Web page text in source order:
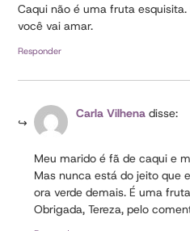
Caqui não é uma fruta
você vai amar.
Responder
Carla Vilhena disse:
Meu marido é fã de caqui e
Mas nunca está do jeito que
ora verde demais. É uma
Obrigada, Tereza, pelo